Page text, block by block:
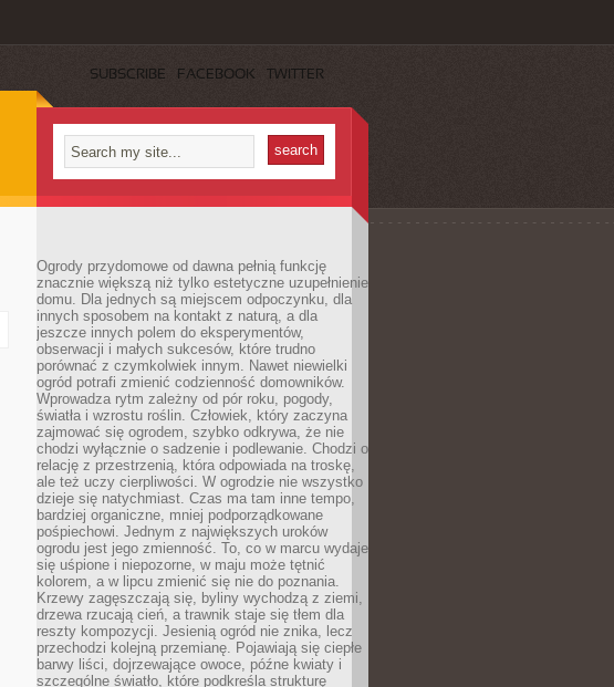
SUBSCRIBE FACEBOOK TWITTER
Ogrody przydomowe od dawna pełnią funkcję
znacznie większą niż tylko estetyczne uzupełnienie
domu. Dla jednych są miejscem odpoczynku, dla
innych sposobem na kontakt z naturą, a dla
jeszcze innych polem do eksperymentów,
obserwacji i małych sukcesów, które trudno
porównać z czymkolwiek innym. Nawet niewielki
ogród potrafi zmienić codzienność domowników.
Wprowadza rytm zależny od pór roku, pogody,
światła i wzrostu roślin. Człowiek, który zaczyna
zajmować się ogrodem, szybko odkrywa, że nie
chodzi wyłącznie o sadzenie i podlewanie. Chodzi o
relację z przestrzenią, która odpowiada na troskę,
ale też uczy cierpliwości. W ogrodzie nie wszystko
dzieje się natychmiast. Czas ma tam inne tempo,
bardziej organiczne, mniej podporządkowane
pośpiechowi. Jednym z największych uroków
ogrodu jest jego zmienność. To, co w marcu wydaje
się uśpione i niepozorne, w maju może tętnić
kolorem, a w lipcu zmienić się nie do poznania.
Krzewy zagęszczają się, byliny wychodzą z ziemi,
drzewa rzucają cień, a trawnik staje się tłem dla
reszty kompozycji. Jesienią ogród nie znika, lecz
przechodzi kolejną przemianę. Pojawiają się ciepłe
barwy liści, dojrzewające owoce, późne kwiaty i
szczególne światło, które podkreśla strukturę